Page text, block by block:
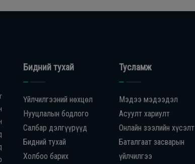
Бидний тухай
Үйлчилгээний нөхцөл
Нууцлалын бодлого
Салбар дэлгүүрүүд
Бидний тухай
Холбоо барих
Тусламж
Мэдээ мэдээдэл
Асуулт хариулт
Онлайн зээлийн хүсэлт
Баталгаат засварын
үйлчилгээ